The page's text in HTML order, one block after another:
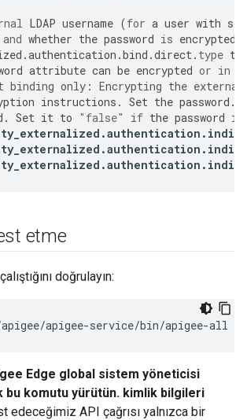
LDAP username (for a user with
and whether the password is encrypted
.authentication .bind .direct. type to
attribute can be encrypted or in
binding only: Encrypting the external
instructions . Set the password .
. Set it to "false" if the password is
.authentication .
.authentication .
.authentication .
etme
doğrulayın:
apigee-service/bin/apigee-all
Edge global sistem yöneticisi
bu komutu yürütün. kimlik bilgileri
edeceğimiz API çağrısı yalnızca bir